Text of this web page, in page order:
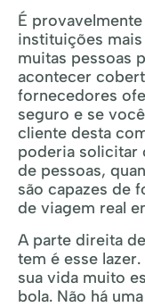
É
instituições
muitas pessoas
acontecer
fornecedores
seguro e se
cliente desta
poderia solicitar
de pessoas,
são capazes de
de viagem real
A parte direita
tem é esse
sua vida muito
bola. Não há